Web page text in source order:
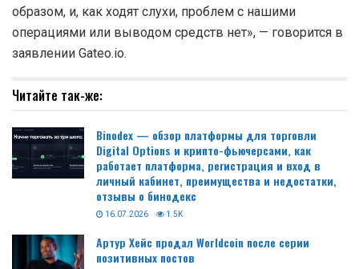
образом, и, как ходят слухи, проблем с нашими
операциями или выводом средств нет», — говорится в
заявлении Gateo.io.
Читайте так-же:
Binodex — обзор платформы для торговли
Digital Options и крипто-фьючерсами, как
работает платформа, регистрация и вход в
личный кабинет, преимущества и недостатки,
отзывы о бинодекс
16.07.2026 1.5K
Артур Хейс продал Worldcoin после серии
позитивных постов